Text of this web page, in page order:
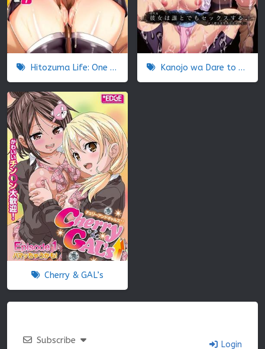
Hitozuma Life: One Time Gal Kanojo wa Dare to Demo Sex Suru
Cherry & GAL’s
Subscribe Login